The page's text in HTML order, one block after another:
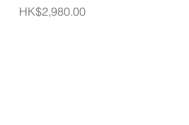
價格
HK$2,980.00